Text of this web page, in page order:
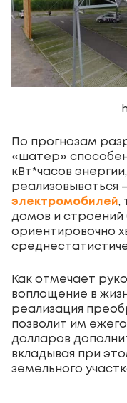
По прогнозам
«шатер»
кВт*часов
реализовываться
электромобилей,
домов и строений
ориентировочно
Как отмечает
воплощение в
реализация
позволит им
долларов
вкладывая при
земельного